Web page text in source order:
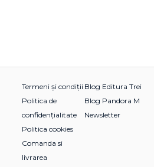
Termeni și condiții
Politica de
confidențialitate
Politica cookies
Comanda si
livrarea
Blog Editura Trei
Blog Pandora M
Newsletter